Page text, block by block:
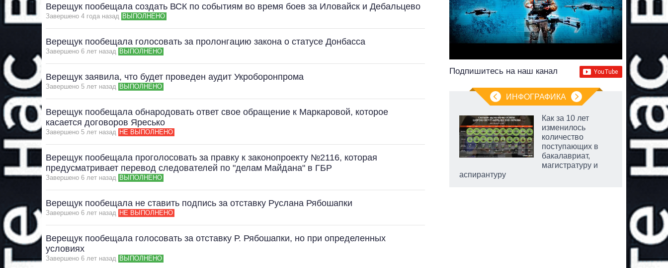
Верещук пообещала создать ВСК по событиям во время боев за Иловайск и Дебальцево
Завершено 4 года назад ВЫПОЛНЕНО
Верещук пообещала голосовать за пролонгацию закона о статусе Донбасса
Завершено 6 лет назад ВЫПОЛНЕНО
Верещук заявила, что будет проведен аудит Укроборонпрома
Завершено 5 лет назад ВЫПОЛНЕНО
Верещук пообещала обнародовать ответ свое обращение к Маркаровой, которое
касается договоров Яресько
Завершено 5 лет назад НЕ ВЫПОЛНЕНО
Верещук пообещала проголосовать за правку к законопроекту №2116, которая
предусматривает перевод следователей по "делам Майдана" в ГБР
Завершено 6 лет назад ВЫПОЛНЕНО
Верещук пообещала не ставить подпись за отставку Руслана Рябошапки
Завершено 6 лет назад НЕ ВЫПОЛНЕНО
Верещук пообещала голосовать за отставку Р. Рябошапки, но при определенных
условиях
Завершено 6 лет назад ВЫПОЛНЕНО
Подпишитесь на наш канал
ИНФОГРАФИКА
Сколько
Украине до и во
время большой
Как за 10 лет
изменилось
количество
поступающих в
бакалавриат,
магистратуру и
аспирантуру